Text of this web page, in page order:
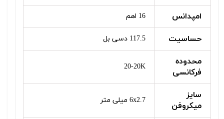
امپدانس 16 اهم
حساسیت 117.5 دسی بل
محدوده
فرکانسی
20-20K
سایز
میکروفن
6x2.7 میلی متر